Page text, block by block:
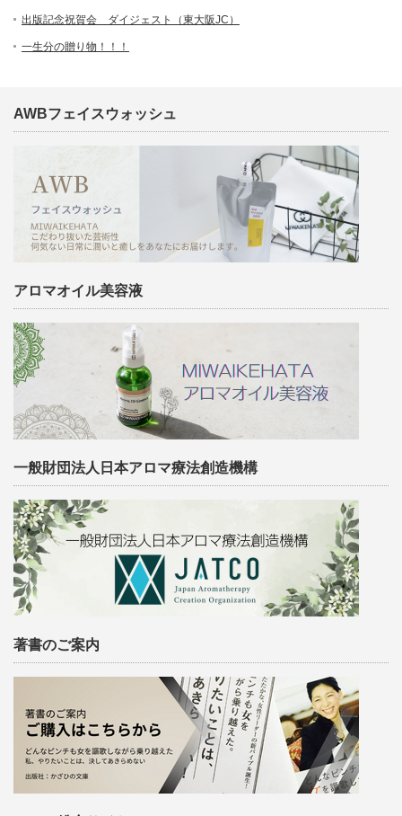
出版記念祝賀会 ダイジェスト（東大阪JC）
一生分の贈り物！！！
AWBフェイスウォッシュ
アロマオイル美容液
一般財団法人日本アロマ療法創造機構
著書のご案内